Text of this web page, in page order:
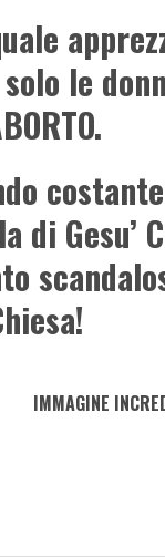
le
di Gesu’
IMMAGINE